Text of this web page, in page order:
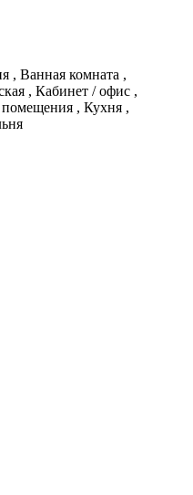
, Ванная комната ,
, Кабинет / офис ,
, Кухня ,